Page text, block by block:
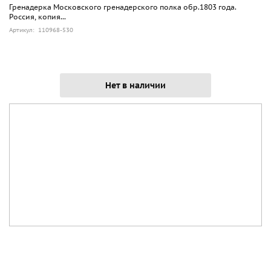
Гренадерка Московского гренадерского полка обр.1803 года.
Россия, копия...
Артикул: 110968-530
Нет в наличии